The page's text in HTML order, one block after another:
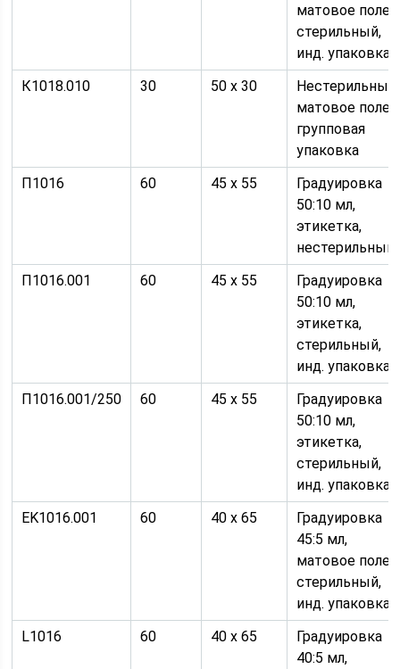
матовое поле,
стерильный,
инд. упаковка
К1018.010
30 50 х 30
Нестерильный,
матовое поле,
групповая
упаковка
П1016
60 45 х 55
Градуировка
50:10 мл,
этикетка,
нестерильный
П1016.001
60 45 х 55
Градуировка
50:10 мл,
этикетка,
стерильный,
инд. упаковка
П1016.001/250
60 45 х 55
Градуировка
50:10 мл,
этикетка,
стерильный,
инд. упаковка
EK1016.001
60 40 х 65
Градуировка
45:5 мл,
матовое поле,
стерильный,
инд. упаковка
L1016
60 40 х 65
Градуировка
40:5 мл,